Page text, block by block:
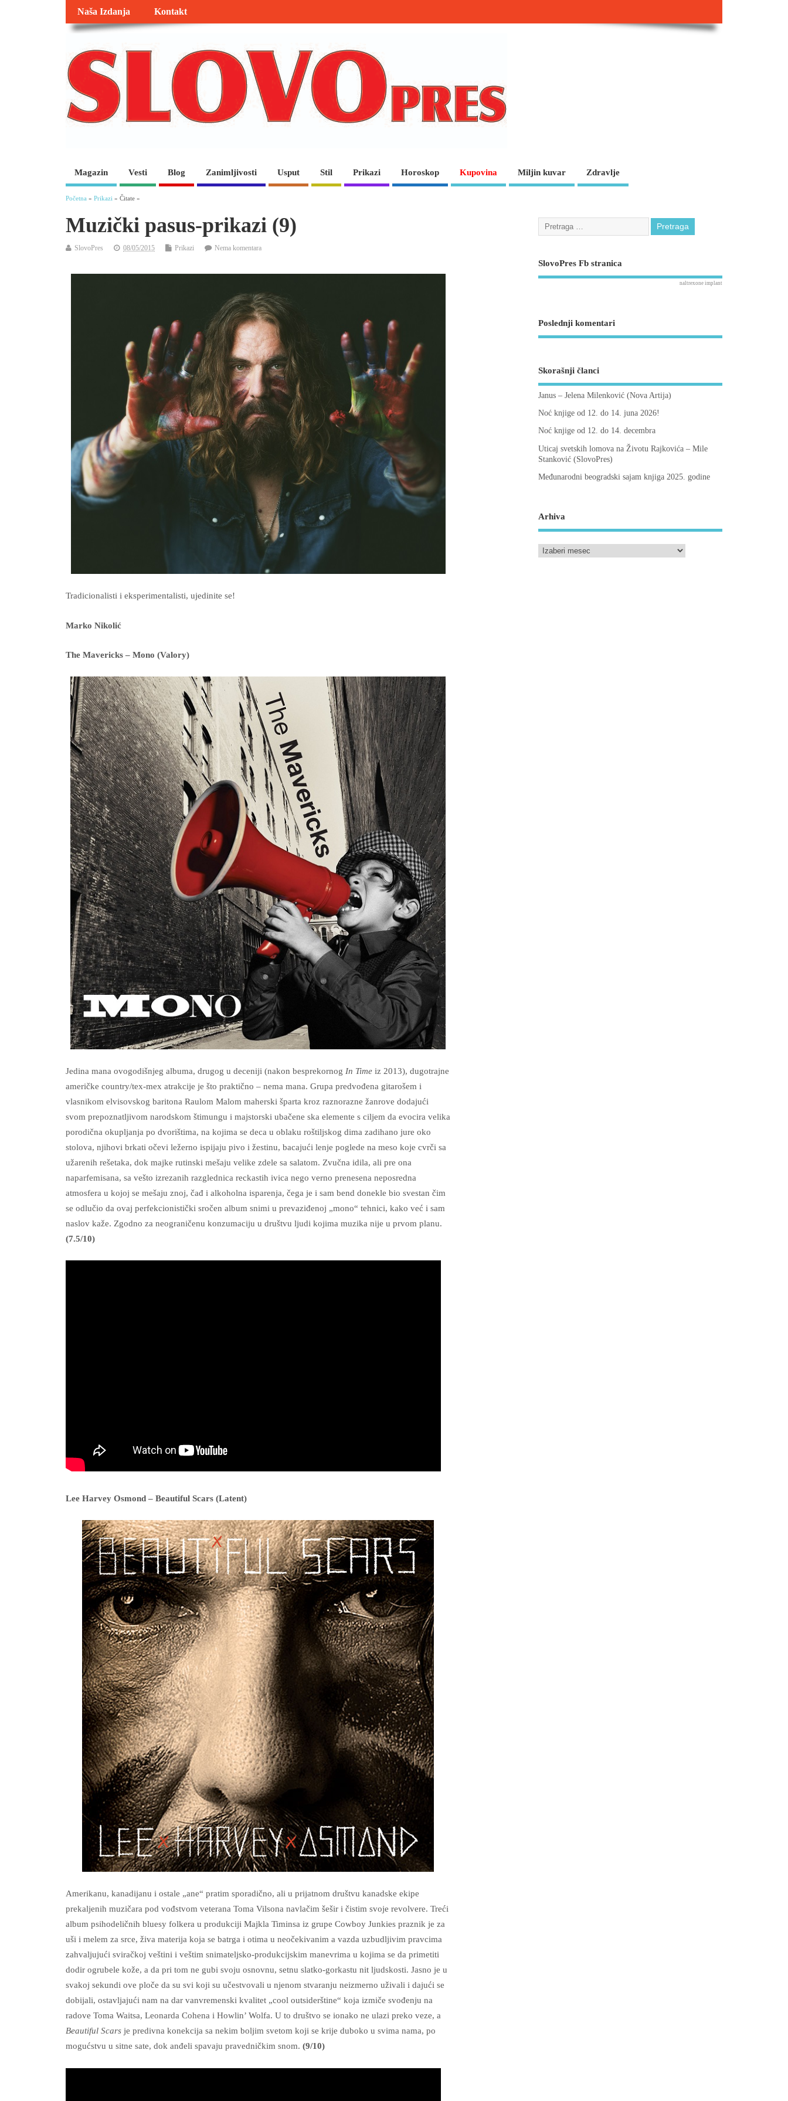
Naša Izdanja Kontakt
Magazin Vesti Blog Zanimljivosti Usput Stil Prikazi Horoskop Kupovina Miljin kuvar Zdravlje
Početna » Prikazi » Čitate »
Muzički pasus-prikazi (9)
SlovoPres 08/05/2015 Prikazi Nema komentara
Tradicionalisti i eksperimentalisti, ujedinite se!
Marko Nikolić
The Mavericks – Mono (Valory)
Jedina mana ovogodišnjeg albuma, drugog u deceniji (nakon besprekornog In Time iz 2013), dugotrajne
američke country/tex-mex atrakcije je što praktično – nema mana. Grupa predvođena gitarošem i
vlasnikom elvisovskog baritona Raulom Malom maherski šparta kroz raznorazne žanrove dodajući
svom prepoznatljivom narodskom štimungu i majstorski ubačene ska elemente s ciljem da evocira velika
porodična okupljanja po dvorištima, na kojima se deca u oblaku roštiljskog dima zadihano jure oko
stolova, njihovi brkati očevi ležerno ispijaju pivo i žestinu, bacajući lenje poglede na meso koje cvrči sa
užarenih rešetaka, dok majke rutinski mešaju velike zdele sa salatom. Zvučna idila, ali pre ona
naparfemisana, sa vešto izrezanih razglednica reckastih ivica nego verno prenesena neposredna
atmosfera u kojoj se mešaju znoj, čađ i alkoholna isparenja, čega je i sam bend donekle bio svestan čim
se odlučio da ovaj perfekcionistički sročen album snimi u prevaziđenoj „mono“ tehnici, kako već i sam
naslov kaže. Zgodno za neograničenu konzumaciju u društvu ljudi kojima muzika nije u prvom planu.
(7.5/10)
Lee Harvey Osmond – Beautiful Scars (Latent)
Amerikanu, kanadijanu i ostale „ane“ pratim sporadično, ali u prijatnom društvu kanadske ekipe
prekaljenih muzičara pod vođstvom veterana Toma Vilsona navlačim šešir i čistim svoje revolvere. Treći
album psihodeličnih bluesy folkera u produkciji Majkla Timinsa iz grupe Cowboy Junkies praznik je za
uši i melem za srce, živa materija koja se batrga i otima u neočekivanim a vazda uzbudljivim pravcima
zahvaljujući sviračkoj veštini i veštim snimateljsko-produkcijskim manevrima u kojima se da primetiti
dodir ogrubele kože, a da pri tom ne gubi svoju osnovnu, setnu slatko-gorkastu nit ljudskosti. Jasno je u
svakoj sekundi ove ploče da su svi koji su učestvovali u njenom stvaranju neizmerno uživali i dajući se
dobijali, ostavljajući nam na dar vanvremenski kvalitet „cool outsiderštine“ koja izmiče svođenju na
radove Toma Waitsa, Leonarda Cohena i Howlin’ Wolfa. U to društvo se ionako ne ulazi preko veze, a
Beautiful Scars je predivna konekcija sa nekim boljim svetom koji se krije duboko u svima nama, po
mogućstvu u sitne sate, dok anđeli spavaju pravedničkim snom. (9/10)
SlovoPres Fb stranica
naltrexone implant
Poslednji komentari
Skorašnji članci
Janus – Jelena Milenković (Nova Artija)
Noć knjige od 12. do 14. juna 2026!
Noć knjige od 12. do 14. decembra
Uticaj svetskih lomova na Životu Rajkovića – Mile
Stanković (SlovoPres)
Međunarodni beogradski sajam knjiga 2025. godine
Arhiva